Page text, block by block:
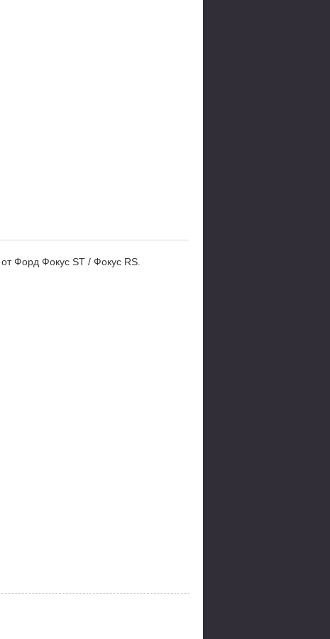
Форд Фокус ST / Фокус RS.